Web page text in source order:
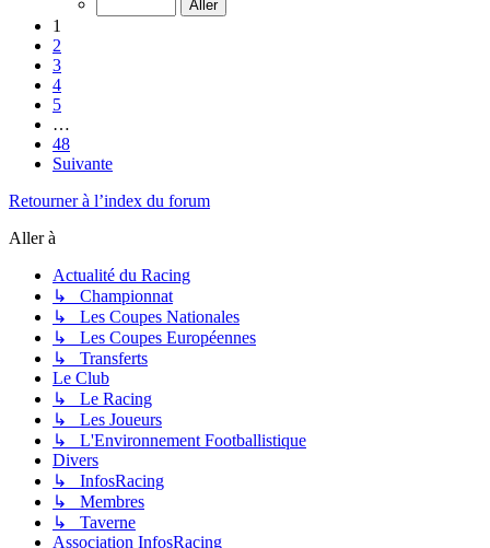
1
2
3
4
5
…
48
Suivante
Retourner à l’index du forum
Aller à
Actualité du Racing
↳ Championnat
↳ Les Coupes Nationales
↳ Les Coupes Européennes
↳ Transferts
Le Club
↳ Le Racing
↳ Les Joueurs
↳ L'Environnement Footballistique
Divers
↳ InfosRacing
↳ Membres
↳ Taverne
Association InfosRacing